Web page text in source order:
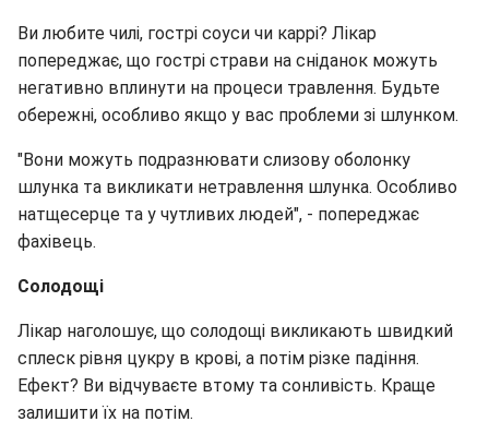
Ви любите чилі, гострі соуси чи каррі? Лікар
попереджає, що гострі страви на сніданок можуть
негативно вплинути на процеси травлення. Будьте
обережні, особливо якщо у вас проблеми зі шлунком.
"Вони можуть подразнювати слизову оболонку
шлунка та викликати нетравлення шлунка. Особливо
натщесерце та у чутливих людей", - попереджає
фахівець.
Солодощі
Лікар наголошує, що солодощі викликають швидкий
сплеск рівня цукру в крові, а потім різке падіння.
Ефект? Ви відчуваєте втому та сонливість. Краще
залишити їх на потім.